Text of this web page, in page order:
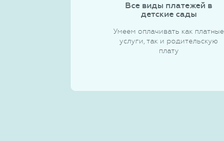
Все виды платежей в
детские сады
Умеем оплачивать как платные
услуги, так и родительскую
плату